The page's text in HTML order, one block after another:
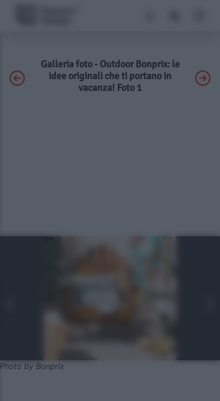
Galleria foto - Outdoor Bonprix: le
idee originali che ti portano in
vacanza! Foto 1
Photo by Bonprix